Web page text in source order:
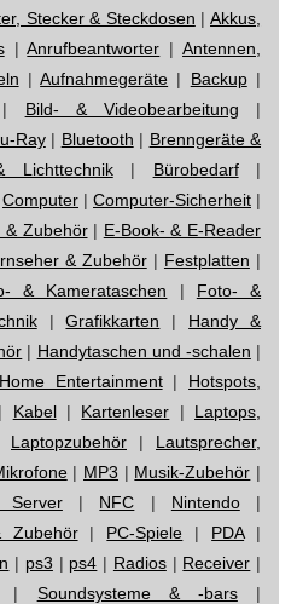
Stecker & Steckdosen |Akkus,
|Anrufbeantworter |Antennen,
|Aufnahmegeräte | Backup|
Bild- & Videobearbeitung |
Ray| Bluetooth | Brenngeräte &
Lichttechnik| Bürobedarf|
Computer | Computer-Sicherheit |
& Zubehör| E-Book- & E-Reader
& Zubehör| Festplatten |
& Kamerataschen | Foto- &
|Grafikkarten | Handy &
| Handytaschen und -schalen |
Home Entertainment| Hotspots,
Kabel| Kartenleser | Laptops,
Laptopzubehör | Lautsprecher,
| MP3 | Musik-Zubehör |
| NFC | Nintendo|
Zubehör| PC-Spiele | PDA|
| ps3 | ps4 | Radios| Receiver |
| Soundsysteme & -bars|